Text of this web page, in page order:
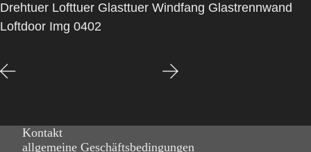
Drehtuer Lofttuer Glasttuer Windfang Glastrennwand
Loftdoor Img 0402
Kontakt
allgemeine Geschäftsbedingungen